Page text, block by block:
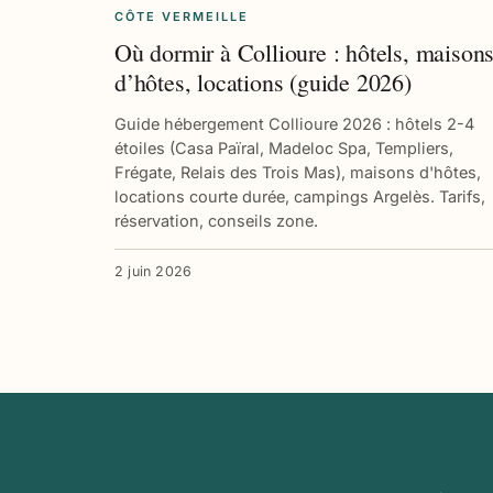
CÔTE VERMEILLE
Où dormir à Collioure : hôtels,
d’hôtes, locations (guide 2026)
Guide hébergement Collioure 2026 : hôtels 2-4
étoiles (Casa Païral, Madeloc Spa, Templiers,
Frégate, Relais des Trois Mas), maisons d'hôtes,
locations courte durée, campings Argelès. Tarifs,
réservation, conseils zone.
2 juin 2026